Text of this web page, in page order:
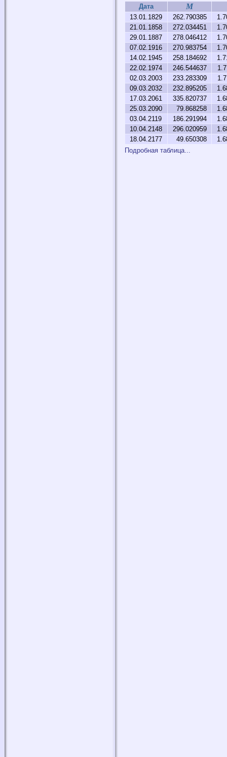
Дата M
13.01.1829 262.790385
21.01.1858
272.034451
29.01.1887
278.046412
07.02.1916
270.983754
14.02.1945
258.184692
22.02.1974
246.544637
02.03.2003
233.283309
09.03.2032
232.895205
17.03.2061
335.820737
25.03.2090
79.868258
03.04.2119
186.291994
10.04.2148
296.020959
18.04.2177
49.650308
Подробная таблица...